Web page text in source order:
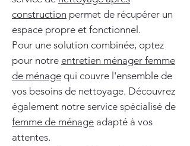
construction permet de récupérer un
espace propre et fonctionnel.
Pour une solution combinée, optez
pour notre entretien ménager femme
de ménage qui couvre l'ensemble de
vos besoins de nettoyage. Découvrez
également notre service spécialisé de
femme de ménage adapté à vos
attentes.